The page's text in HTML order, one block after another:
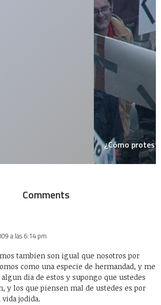
geek?
Comments
a las 6:14 pm
tambien son igual que nosotros por
como una especie de hermandad, y me
dia de estos y supongo que ustedes
y los que piensen mal de ustedes es por
jodida.